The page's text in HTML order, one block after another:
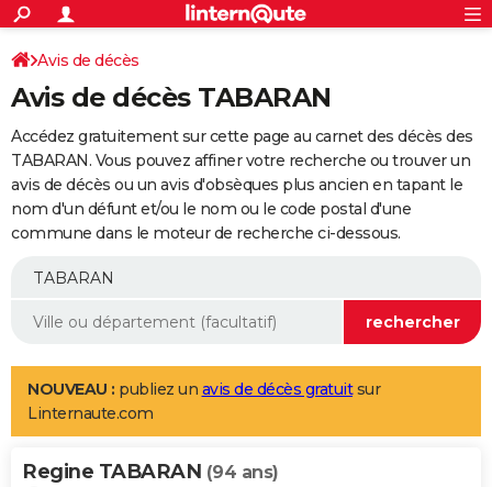
ACTUALITÉS
Politique
Société
Faits Divers
Education
Monde
Villes
+
SPORT
Coupe du monde 2026
Football
Tennis
Cyclisme
Rugby
Forum
Programme TV
TNT
Streaming
Cinéma
Sorties cinéma
Musique
+FINANCE
Retraite
Epargne
Immobilier
Risques naturels par ville
Banque
Assurance
AUTO
Essais
Réserver un essai
Citadines
Berlines
SUV
Forum auto
+
Mobiles
Meilleur smartphone
Internet
Ordinateurs
Jeux vidéo
Guide high-tech
Aménagement intérieur
LIFESTYLE
Art de vivre
Bien-être
Loisirs
Mode
Modes de vie
Alimentation
Guide de la santé
Maladies
Médicaments
Sommeil
VOYAGE
Avis de décès
Avis de décès TABARAN
Accédez gratuitement sur cette page au carnet des décès des
TABARAN. Vous pouvez affiner votre recherche ou trouver un
avis de décès ou un avis d'obsèques plus ancien en tapant le
nom d'un défunt et/ou le nom ou le code postal d'une
commune dans le moteur de recherche ci-dessous.
NOUVEAU : publiez un avis de décès gratuitsur
Linternaute.com
Regine TABARAN (94 ans)